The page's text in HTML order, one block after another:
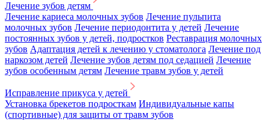
Лечение зубов детям
Лечение кариеса молочных зубов Лечение пульпита
молочных зубов Лечение периодонтита у детей Лечение
постоянных зубов у детей, подростков Реставрация молочных
зубов Адаптация детей к лечению у стоматолога Лечение под
наркозом детей Лечение зубов детям под седацией Лечение
зубов особенным детям Лечение травм зубов у детей
Исправление прикуса у детей
Установка брекетов подросткам Индивидуальные капы
(спортивные) для защиты от травм зубов